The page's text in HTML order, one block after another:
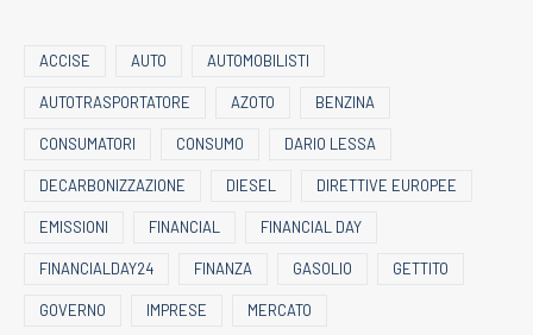
ACCISE AUTO AUTOMOBILISTI
AUTOTRASPORTATORE AZOTO BENZINA
CONSUMATORI CONSUMO DARIO LESSA
DECARBONIZZAZIONE DIESEL DIRETTIVE EUROPEE
EMISSIONI FINANCIAL FINANCIAL DAY
FINANCIALDAY24 FINANZA GASOLIO GETTITO
GOVERNO IMPRESE MERCATO